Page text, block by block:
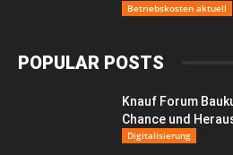
Betriebskosten aktuell
POPULAR POSTS
Knauf Forum
Chance und
Digitalisierung